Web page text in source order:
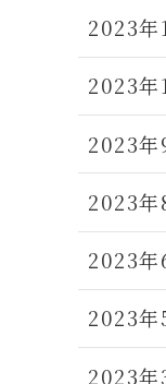
2023年
2023年
2023年
2023年
2023年
2023年
2023年